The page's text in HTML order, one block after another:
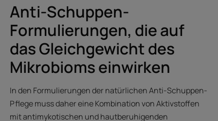
Anti-Schuppen-
Formulierungen, die auf
das Gleichgewicht des
Mikrobioms einwirken
In den Formulierungen der natürlichen Anti-Schuppen-
Pflege muss daher eine Kombination von Aktivstoffen
mit antimykotischen und hautberuhigenden